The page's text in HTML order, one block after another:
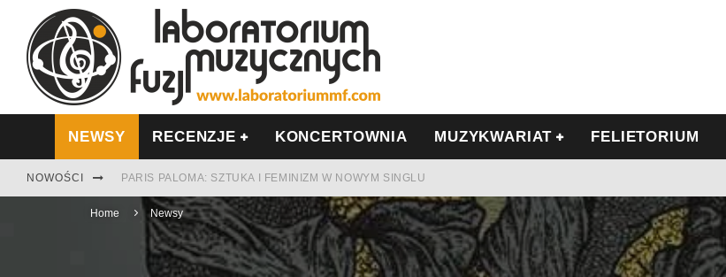
NEWSY RECENZJE KONCERTOWNIA MUZYKWARIAT FELIETORIUM
NOWOŚCI PARIS PALOMA: SZTUKA I FEMINIZM W NOWYM SINGLU
TABULA RASA Z SINGLEM DIAMENTY. SAMOTNOŚĆ I OPÓR
CINNAMON GUM MIĘDZY SOULEM A PAMIĘCIĄ
Home Newsy